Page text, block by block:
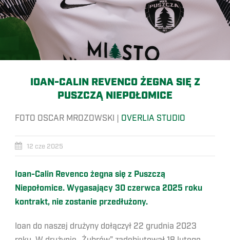
IOAN-CALIN REVENCO ŻEGNA SIĘ Z
PUSZCZĄ NIEPOŁOMICE
FOTO OSCAR MROZOWSKI | OVERLIA STUDIO
12 cze 2025
Ioan-Calin Revenco żegna się z Puszczą
Niepołomice. Wygasający 30 czerwca 2025 roku
kontrakt, nie zostanie przedłużony.
Ioan do naszej drużyny dołączył 22 grudnia 2023